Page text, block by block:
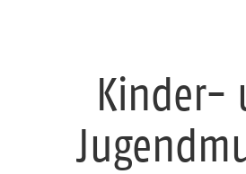
Kinder-